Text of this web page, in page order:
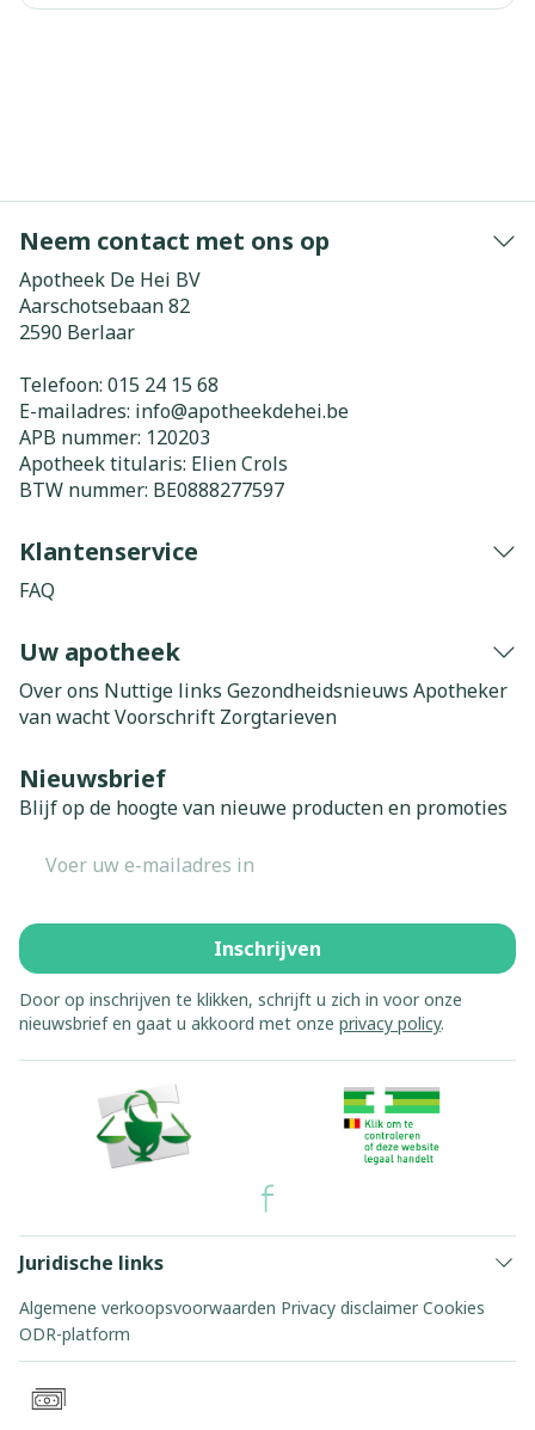
Neem contact met ons op
Apotheek De Hei BV
Aarschotsebaan 82
2590 Berlaar
Telefoon: 015 24 15 68
E-mailadres: info@apotheekdehei.be
APB nummer: 120203
Apotheek titularis: Elien Crols
BTW nummer: BE0888277597
Klantenservice
FAQ
Uw apotheek
Over ons Nuttige links Gezondheidsnieuws Apotheker
van wachtVoorschrift Zorgtarieven
Nieuwsbrief
Blijf op de hoogte van nieuwe producten en promoties
Inschrijven
Door op inschrijven te klikken, schrijft u zich in voor onze
nieuwsbrief en gaat u akkoord met onze privacy policy.
Juridische links
Algemene verkoopsvoorwaarden Privacy disclaimer Cookies
ODR-platform